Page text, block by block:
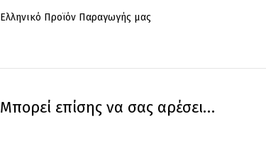
Ελληνικό Προϊόν Παραγωγής μας
Μπορεί επίσης να σας αρέσει…